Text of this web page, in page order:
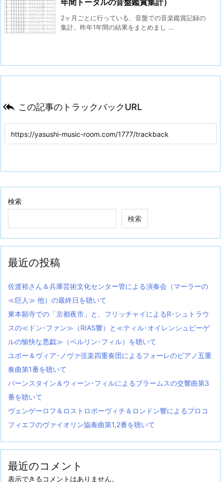
年間トータルの音盤鑑賞集計）
2ヶ月ごとに行っている、音盤での音楽鑑賞記録の
集計。昨年1年間の結果をまとめまし ...
 この記事のトラックバックURL
検索
検索
最近の投稿
佐渡裕さん＆兵庫芸術文化センター管による演奏会（マーラーの
≪巨人≫ 他）の最終日を聴いて
東本願寺での「京都夜市」と、フリッチャイによるR･シュトラウ
スの≪ドン･ファン≫（RIAS響）と≪ティル･オイレンシュピーゲ
ルの愉快な悪戯≫（ベルリン･フィル）を聴いて
ユボー＆ヴィア･ノヴァ弦楽四重奏団によるフォーレのピアノ五重
奏曲第1番を聴いて
バーンスタイン＆ウィーン･フィルによるブラームスの交響曲第3
番を聴いて
ヴェンゲーロフ＆ロストロポーヴィチ＆ロンドン響によるプロコ
フィエフのヴァイオリン協奏曲第1,2番を聴いて
最近のコメント
表示できるコメントはありません。